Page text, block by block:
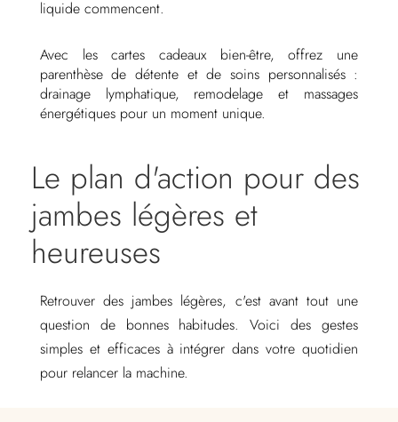
liquide commencent.
Avec les cartes cadeaux bien-être, offrez une
parenthèse de détente et de soins personnalisés :
drainage lymphatique, remodelage et massages
énergétiques pour un moment unique.
Le plan d'action pour des
jambes légères et
heureuses
Retrouver des jambes légères, c'est avant tout une
question de bonnes habitudes. Voici des gestes
simples et efficaces à intégrer dans votre quotidien
pour relancer la machine.